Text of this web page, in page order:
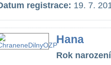
registrace: 19. 7.
Hana
Rok